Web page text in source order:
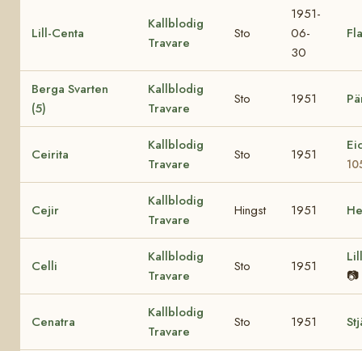
Lill-Centa
Kallblodig
Travare
Sto
1951-
06-
30
Berga Svarten
(5)
Kallblodig
Travare
Sto 1951
Ceirita
Kallblodig
Travare
Sto 1951
Cejir
Kallblodig
Travare
Hingst 1951
Celli
Kallblodig
Travare
Sto 1951
📷
Cenatra
Kallblodig
Travare
Sto 1951